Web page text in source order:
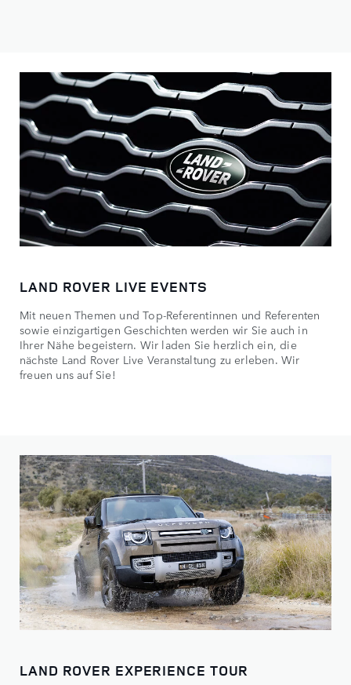
LAND ROVER LIVE EVENTS
Mit neuen Themen und Top-Referentinnen und Referenten
sowie einzigartigen Geschichten werden wir Sie auch in
Ihrer Nähe begeistern. Wir laden Sie herzlich ein, die
nächste Land Rover Live Veranstaltung zu erleben. Wir
freuen uns auf Sie!
LAND ROVER EXPERIENCE TOUR